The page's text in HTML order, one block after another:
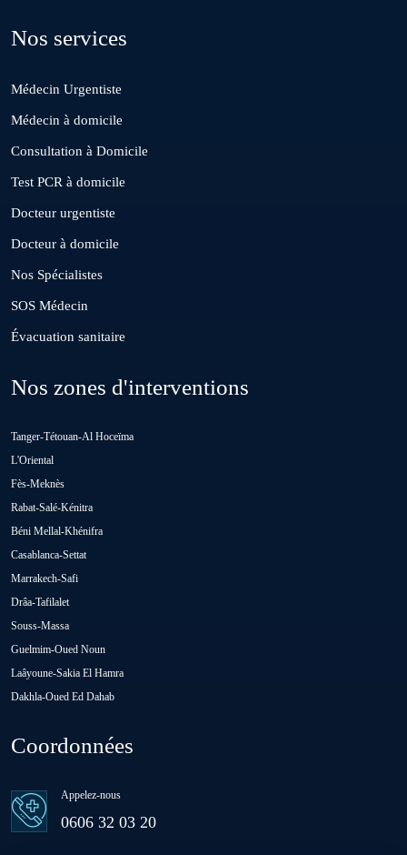
Deroua
El Borouj
El Gara
Guisser
Hattane
Khouribga
Loulad
Oulad H'Riz Sahel
Oulad Saïd
Ras El Aïn
Nos services
Médecin Urgentiste
Médecin à domicile
Consultation à Domicile
Test PCR à domicile
Docteur urgentiste
Docteur à domicile
Nos Spécialistes
SOS Médecin
Évacuation sanitaire
Nos zones d'interventions
Tanger-Tétouan-Al Hoceïma
L'Oriental
Fès-Meknès
Rabat-Salé-Kénitra
Béni Mellal-Khénifra
Casablanca-Settat
Marrakech-Safi
Drâa-Tafilalet
Souss-Massa
Guelmim-Oued Noun
Laâyoune-Sakia El Hamra
Dakhla-Oued Ed Dahab
Coordonnées
Appelez-nous
0606 32 03 20